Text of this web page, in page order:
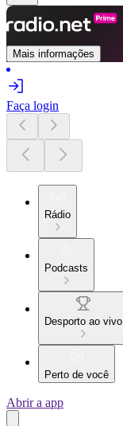
Mais informações
Faça login
Rádio
Podcasts
Desporto ao vivo
Perto de você
Abrir a app